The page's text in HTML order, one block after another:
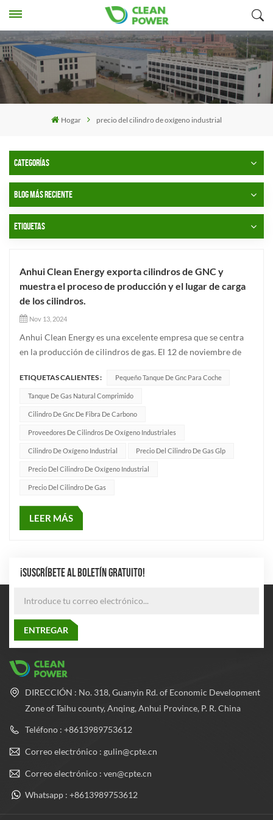
Hogar precio del cilindro de oxígeno industrial
CATEGORÍAS
BLOG MÁS RECIENTE
ETIQUETAS
Anhui Clean Energy exporta cilindros de GNC y
muestra el proceso de producción y el lugar de carga
de los cilindros.
Nov 13, 2024
Anhui Clean Energy es una excelente empresa que se centra
en la producción de cilindros de gas. El 12 de noviembre de
su desarrollo constante y estable. Anhui Clean Energy
produce varios productos, incluidos Cilindros de GNC,
cilindros in...
ETIQUETAS CALIENTES : Pequeño Tanque De Gnc Para Coche
Tanque De Gas Natural Comprimido
Cilindro De Gnc De Fibra De Carbono
Proveedores De Cilindros De Oxígeno Industriales
Cilindro De Oxígeno Industrial Precio Del Cilindro De Gas Glp
Precio Del Cilindro De Oxígeno Industrial
Precio Del Cilindro De Gas
LEER MÁS
¡SUSCRÍBETE AL BOLETÍN GRATUITO!
DIRECCIÓN : No. 318, Guanyin Rd. of Economic Development
Zone of Taihu county, Anqing, Anhui Province, P. R. China
Teléfono : +8613989753612
Correo electrónico : gulin@cpte.cn
Correo electrónico : ven@cpte.cn
Whatsapp : +8613989753612